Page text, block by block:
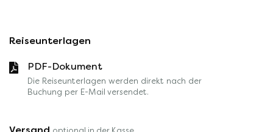
Reiseunterlagen
PDF-Dokument
Die Reiseunterlagen werden direkt nach der
Buchung per E-Mail versendet.